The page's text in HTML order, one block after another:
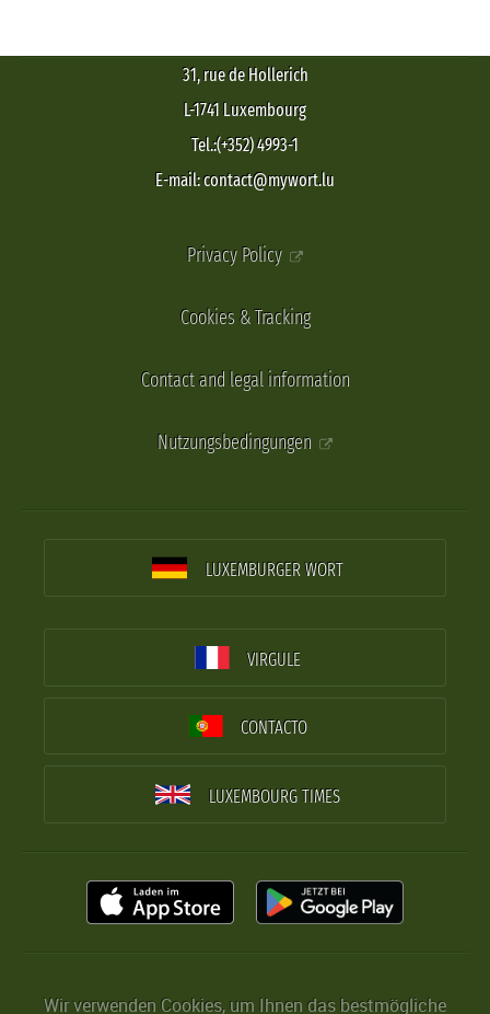
31, rue de Hollerich
L-1741 Luxembourg
Tel.:(+352) 4993-1
E-mail: contact@mywort.lu
Privacy Policy
Cookies & Tracking
Contact and legal information
Nutzungsbedingungen
LUXEMBURGER WORT
VIRGULE
CONTACTO
LUXEMBOURG TIMES
Wir verwenden Cookies, um Ihnen das bestmögliche